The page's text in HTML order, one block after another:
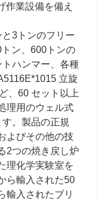
作業設備を備え
3トンのフリー
ン、600トンの
ハンマー、各種
立旋
、60 セット以上
理用のウェル式
。製品の正規
よびその他の技
2つの焼き戻し炉
理化学実験室を
ら輸入された50
輸入されたブリ